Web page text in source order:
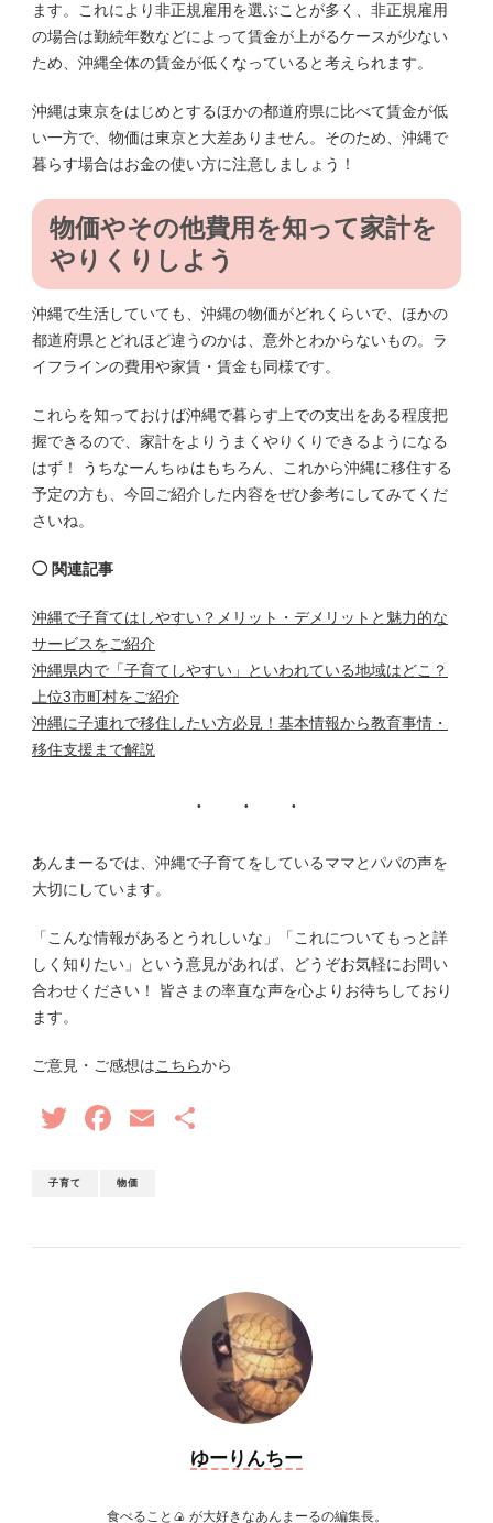
ます。これにより非正規雇用を選ぶことが多く、非正規雇用
の場合は勤続年数などによって賃金が上がるケースが少ない
ため、沖縄全体の賃金が低くなっていると考えられます。
沖縄は東京をはじめとするほかの都道府県に比べて賃金が低
い一方で、物価は東京と大差ありません。そのため、沖縄で
暮らす場合はお金の使い方に注意しましょう！
物価やその他費用を知って家計を
やりくりしよう
沖縄で生活していても、沖縄の物価がどれくらいで、ほかの
都道府県とどれほど違うのかは、意外とわからないもの。ラ
イフラインの費用や家賃・賃金も同様です。
これらを知っておけば沖縄で暮らす上での支出をある程度把
握できるので、家計をよりうまくやりくりできるようになる
はず！ うちなーんちゅはもちろん、これから沖縄に移住する
予定の方も、今回ご紹介した内容をぜひ参考にしてみてくだ
さいね。
◯ 関連記事
沖縄で子育てはしやすい？メリット・デメリットと魅力的な
サービスをご紹介
沖縄県内で「子育てしやすい」といわれている地域はどこ？
上位3市町村をご紹介
沖縄に子連れで移住したい方必見！基本情報から教育事情・
移住支援まで解説
あんまーるでは、沖縄で子育てをしているママとパパの声を
大切にしています。
「こんな情報があるとうれしいな」「これについてもっと詳
しく知りたい」という意見があれば、どうぞお気軽にお問い
合わせください！ 皆さまの率直な声を心よりお待ちしており
ます。
ご意見・ご感想はこちらから
TwitterFacebook
Email
子育て 物価
ゆーりんちー
食べること🍙 が大好きなあんまーるの編集長。